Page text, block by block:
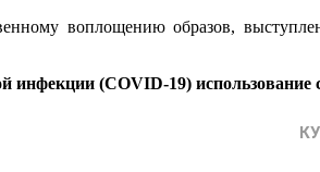
воплощению образов,
инфекции (COVID-19)